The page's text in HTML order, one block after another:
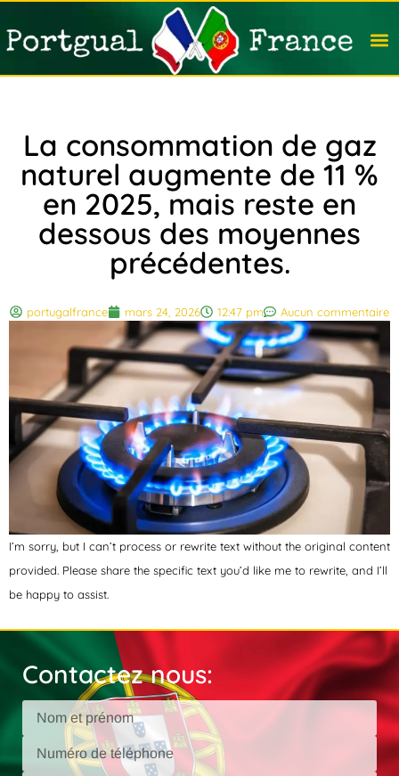
La consommation de gaz
naturel augmente de 11 %
en 2025, mais reste en
dessous des moyennes
précédentes.
portugalfrance mars 24, 2026 12:47 pm Aucun commentaire
I’m sorry, but I can’t process or rewrite text without the original content
provided. Please share the specific text you’d like me to rewrite, and I’ll
be happy to assist.
Contactez nous: